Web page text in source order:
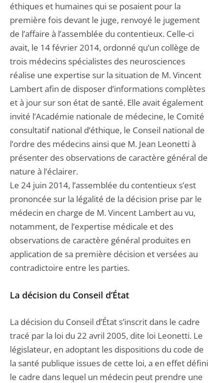
éthiques et humaines qui se posaient pour la
première fois devant le juge, renvoyé le jugement
de l’affaire à l’assemblée du contentieux. Celle-ci
avait, le 14 février 2014, ordonné qu’un collège de
trois médecins spécialistes des neurosciences
réalise une expertise sur la situation de M. Vincent
Lambert afin de disposer d’informations complètes
et à jour sur son état de santé. Elle avait également
invité l’Académie nationale de médecine, le Comité
consultatif national d’éthique, le Conseil national de
l’ordre des médecins ainsi que M. Jean Leonetti à
présenter des observations de caractère général de
nature à l’éclairer.
Le 24 juin 2014, l’assemblée du contentieux s’est
prononcée sur la légalité de la décision prise par le
médecin en charge de M. Vincent Lambert au vu,
notamment, de l’expertise médicale et des
observations de caractère général produites en
application de sa première décision et versées au
contradictoire entre les parties.
La décision du Conseil d’État
La décision du Conseil d’État s’inscrit dans le cadre
tracé par la loi du 22 avril 2005, dite loi Leonetti. Le
législateur, en adoptant les dispositions du code de
la santé publique issues de cette loi, a en effet défini
le cadre dans lequel un médecin peut prendre une